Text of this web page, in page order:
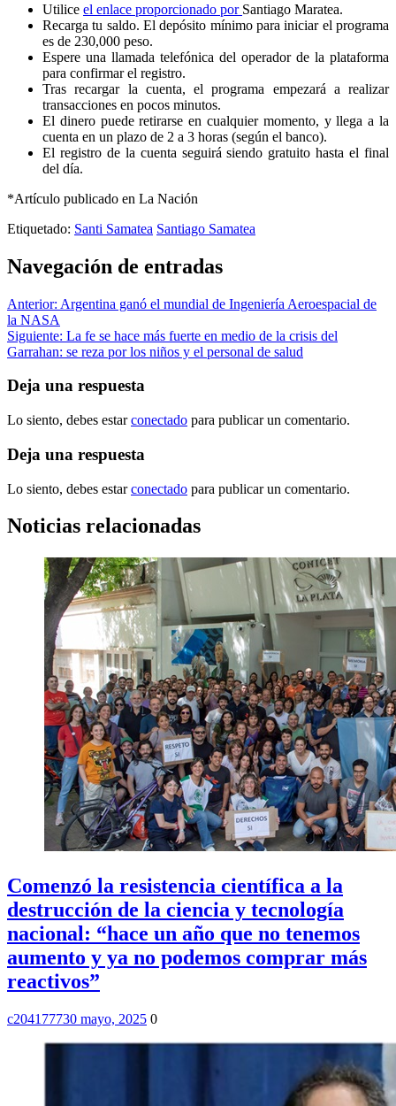
Utilice el enlace proporcionado por Santiago Maratea.
Recarga tu saldo. El depósito mínimo para iniciar el programa
es de 230,000 peso.
Espere una llamada telefónica del operador de la plataforma
para confirmar el registro.
Tras recargar la cuenta, el programa empezará a realizar
transacciones en pocos minutos.
El dinero puede retirarse en cualquier momento, y llega a la
cuenta en un plazo de 2 a 3 horas (según el banco).
El registro de la cuenta seguirá siendo gratuito hasta el final
del día.
*Artículo publicado en La Nación
Etiquetado: Santi Samatea Santiago Samatea
Navegación de entradas
Anterior: Argentina ganó el mundial de Ingeniería Aeroespacial de
la NASA
Siguiente: La fe se hace más fuerte en medio de la crisis del
Garrahan: se reza por los niños y el personal de salud
Deja una respuesta
Lo siento, debes estarconectado para publicar un comentario.
Deja una respuesta
Lo siento, debes estarconectado para publicar un comentario.
Noticias relacionadas
Comenzó la resistencia científica a la
destrucción de la ciencia y tecnología
nacional: “hace un año que no tenemos
aumento y ya no podemos comprar más
reactivos”
c204177730 mayo, 2025 0